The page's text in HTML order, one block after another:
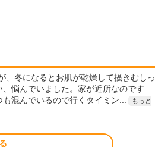
、冬になるとお肌が乾燥して掻きむしっ
、悩んでいました。家が近所なのです
も混んでいるので行くタイミン...
もっと